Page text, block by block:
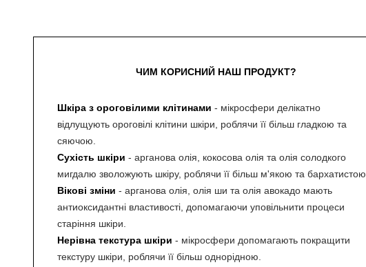
ЧИМ КОРИСНИЙ НАШ ПРОДУКТ?
Шкіра з ороговілими клітинами - мікросфери делікатно
відлущують ороговілі клітини шкіри, роблячи її більш гладкою та
сяючою.
Сухість шкіри - арганова олія, кокосова олія та олія солодкого
мигдалю зволожують шкіру, роблячи її більш м'якою та бархатистою.
Вікові зміни - арганова олія, олія ши та олія авокадо мають
антиоксидантні властивості, допомагаючи уповільнити процеси
старіння шкіри.
Нерівна текстура шкіри - мікросфери допомагають покращити
текстуру шкіри, роблячи її більш однорідною.